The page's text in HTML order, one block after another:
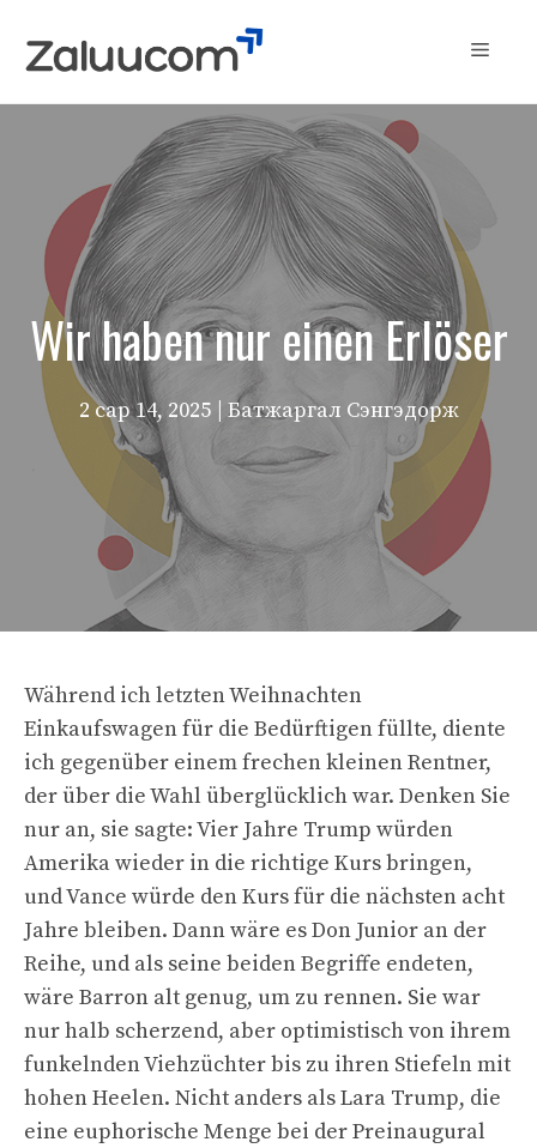
Menu
Wir haben nur einen Erlöser
2 сар 14, 2025 | Батжаргал Сэнгэдорж
Während ich letzten Weihnachten
Einkaufswagen für die Bedürftigen füllte, diente
ich gegenüber einem frechen kleinen Rentner,
der über die Wahl überglücklich war. Denken Sie
nur an, sie sagte: Vier Jahre Trump würden
Amerika wieder in die richtige Kurs bringen,
und Vance würde den Kurs für die nächsten acht
Jahre bleiben. Dann wäre es Don Junior an der
Reihe, und als seine beiden Begriffe endeten,
wäre Barron alt genug, um zu rennen. Sie war
nur halb scherzend, aber optimistisch von ihrem
funkelnden Viehzüchter bis zu ihren Stiefeln mit
hohen Heelen. Nicht anders als Lara Trump, die
eine euphorische Menge bei der Preinaugural